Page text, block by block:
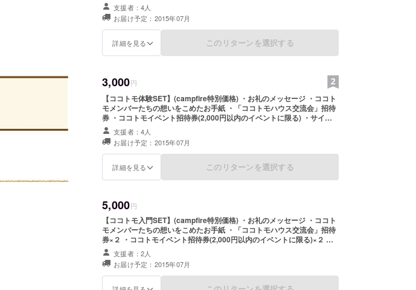
支援者：4人
お届け予定：2015年07月
詳細を見る このリターンを選択する
3,000円
【ココトモ体験SET】(campfire特別価格) ・お礼のメッセージ ・ココト
モメンバーたちの想いをこめたお手紙 ・「ココトモハウス交流会」招待
券 ・ココトモイベント招待券(2,000円以内のイベントに限る) ・サイト
内にスポンサーとしてお名前掲載(任意)
支援者：4人
お届け予定：2015年07月
詳細を見る このリターンを選択する
5,000円
【ココトモ入門SET】(campfire特別価格) ・お礼のメッセージ ・ココト
モメンバーたちの想いをこめたお手紙 ・「ココトモハウス交流会」招待
券×２ ・ココトモイベント招待券(2,000円以内のイベントに限る)×２ ・
サイト内にスポンサーとしてお名前掲載(任意)
支援者：2人
お届け予定：2015年07月